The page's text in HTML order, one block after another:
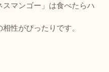
マンゴー」は食べたらハ
性がぴったりです。